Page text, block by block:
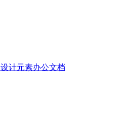
设计元素办公文档